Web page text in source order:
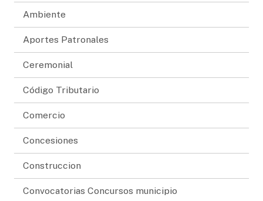
Ambiente
Aportes Patronales
Ceremonial
Código Tributario
Comercio
Concesiones
Construccion
Convocatorias Concursos municipio